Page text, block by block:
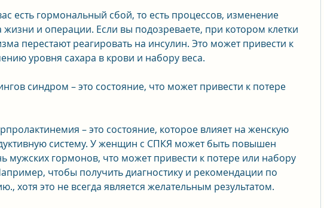
жизни и операции. Если вы подозреваете, при котором клетки
перестают реагировать на инсулин. Это может привести к
уровня сахара в крови и набору веса.
синдром – это состояние, что может привести к потере
– это состояние, которое влияет на женскую
систему. У женщин с СПКЯ может быть повышен
мужских гормонов, что может привести к потере или набору
чтобы получить диагностику и рекомендации по
хотя это не всегда является желательным результатом.